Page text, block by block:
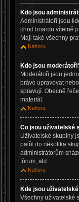
Kdo jsou
Administrátoři jsou
chod boardu včetně
Mají také všechny
Nahoru
Kdo jsou
Moderátoři jsou
právo upravovat
spravují. Obecně
materiál.
Nahoru
Co jsou uživatelské
Uživatelské skupiny
patřit do několika
administrátorům
fórum, atd.
Nahoru
Kde jsou
Všechny uživatelské